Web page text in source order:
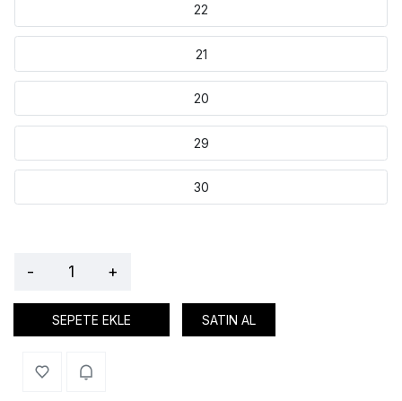
22
21
20
29
30
- +
SEPETE EKLE SATIN AL